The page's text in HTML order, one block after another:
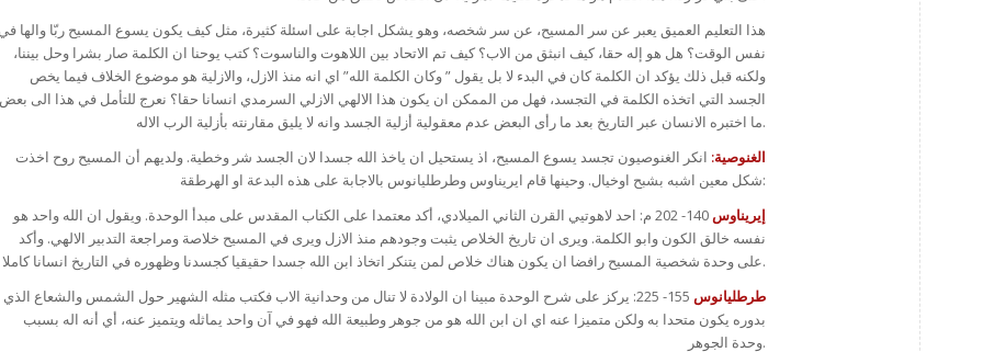
هذا التعليم العميق يعبر عن سر المسيح، عن سر شخصه، وهو يشكل اجابة على اسئلة كثيرة، مثل كيف يكون يسوع المسيح ربّا والها في
نفس الوقت؟ هل هو إله حقا، كيف انبثق من الاب؟ كيف تم الاتحاد بين اللاهوت والناسوت؟ كتب يوحنا ان الكلمة صار بشرا وحل بيننا،
ولكنه قبل ذلك يؤكد ان الكلمة كان في البدء لا بل يقول ” وكان الكلمة الله” اي انه منذ الازل، والازلية هو موضوع الخلاف فيما يخص
الجسد التي اتخذه الكلمة في التجسد، فهل من الممكن ان يكون هذا الالهي الازلي السرمدي انسانا حقا؟ نعرج للتأمل في هذا الى بعض
ما اختبره الانسان عبر التاريخ بعد ما رأى البعض عدم معقولية أزلية الجسد وانه لا يليق مقارنته بأزلية الرب الاله.
الغنوصية: انكر الغنوصيون تجسد يسوع المسيح، اذ يستحيل ان ياخذ الله جسدا لان الجسد شر وخطية. ولديهم أن المسيح روح اخذت
شكل معين اشبه بشبح اوخيال. وحينها قام ايريناوس وطرطليانوس بالاجابة على هذه البدعة او الهرطقة:
إيريناوس
140- 202 م: احد لاهوتيي القرن الثاني الميلادي، أكد معتمدا على الكتاب المقدس على مبدأ الوحدة. ويقول ان الله واحد هو
نفسه خالق الكون وابو الكلمة. ويرى ان تاريخ الخلاص يثبت وجودهم منذ الازل ويرى في المسيح خلاصة ومراجعة التدبير الالهي. وأكد
على وحدة شخصية المسيح رافضا ان يكون هناك خلاص لمن يتنكر اتخاذ ابن الله جسدا حقيقيا كجسدنا وظهوره في التاريخ انسانا كاملا.
طرطليانوس
155- 225: يركز على شرح الوحدة مبينا ان الولادة لا تنال من وحدانية الاب فكتب مثله الشهير حول الشمس والشعاع الذي
بدوره يكون متحدا به ولكن متميزا عنه اي ان ابن الله هو من جوهر وطبيعة الله فهو في آن واحد يماثله ويتميز عنه، أي أنه اله بسبب
وحدة الجوهر.